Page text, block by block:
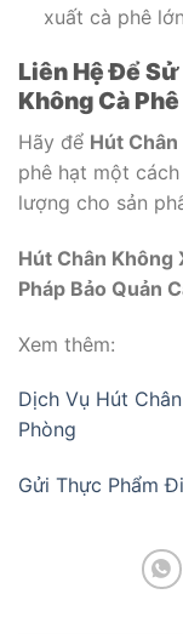
xuất cà phê
Liên Hệ Để
Không Cà
Hãy để Hút
phê hạt một
lượng cho sản
Hút Chân Không
Pháp Bảo Quản
Xem thêm:
Dịch Vụ Hút
Phòng
Gửi Thực Phẩm